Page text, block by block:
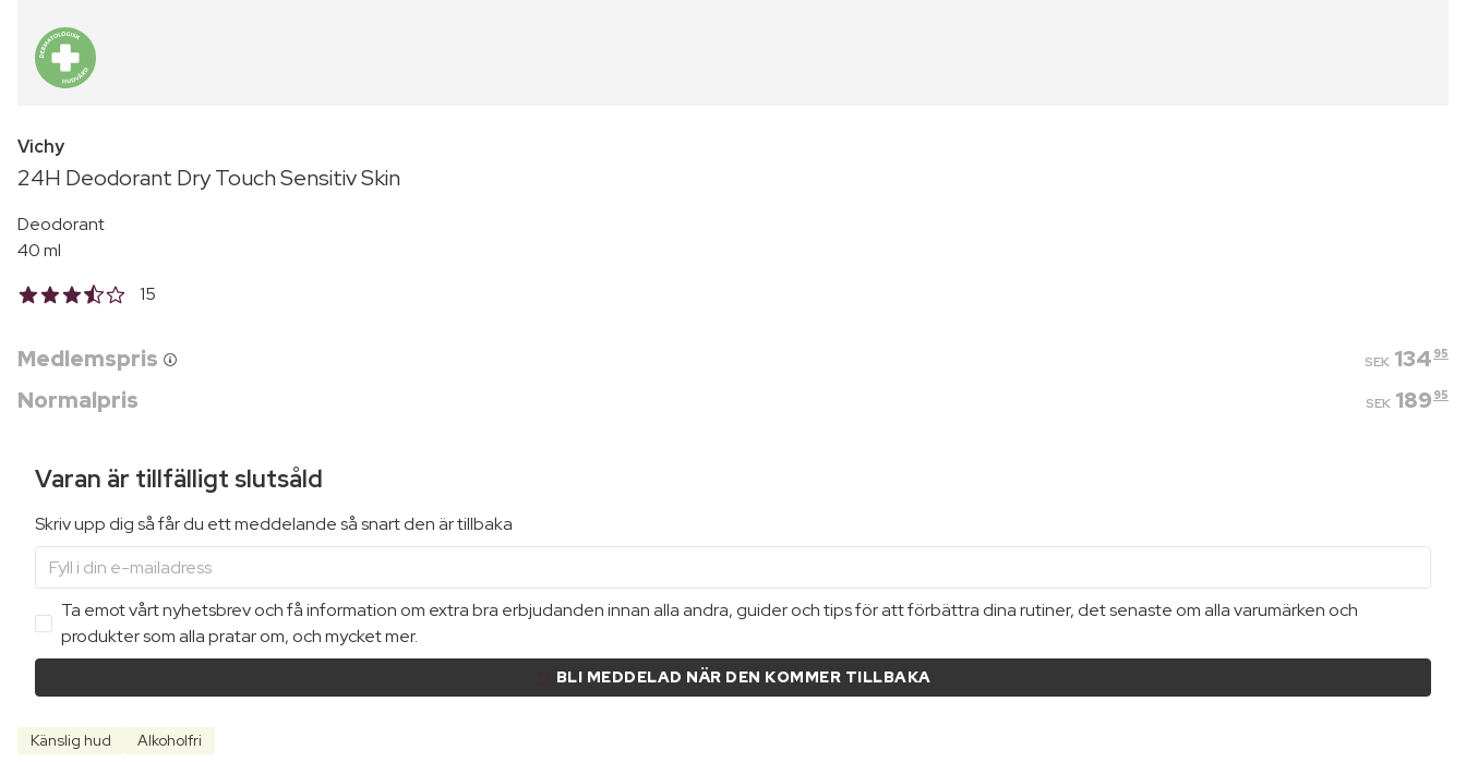
Vichy
24H Deodorant Dry Touch Sensitiv Skin
Deodorant
40 ml
15
Medlemspris SEK 134 95
Normalpris SEK 189 95
Varan är tillfälligt slutsåld
Skriv upp dig så får du ett meddelande så snart den är tillbaka
Ta emot vårt nyhetsbrev och få information om extra bra erbjudanden innan alla andra, guider och tips för att förbättra dina rutiner, det senaste om alla varumärken och
produkter som alla pratar om, och mycket mer.
BLI MEDDELAD NÄR DEN KOMMER TILLBAKA
Känslig hud Alkoholfri